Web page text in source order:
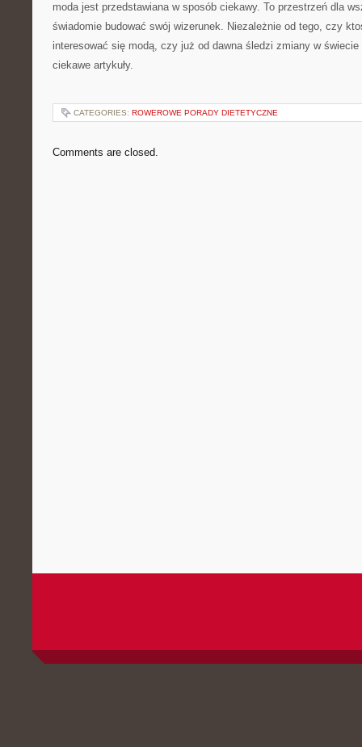
moda jest przedstawiana w sposób ciekawy. To przestrzeń dla
świadomie budować swój wizerunek. Niezależnie od tego, czy
interesować się modą, czy już od dawna śledzi zmiany w
ciekawe artykuły.
CATEGORIES: ROWEROWE PORADY DIETETYCZNE
Comments are closed.